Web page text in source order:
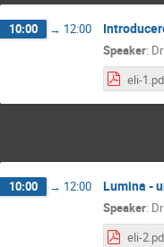
10:00 → 12:00
Speaker: Dr
eli-
10:00 → 12:00 Lumina -
Speaker: Dr
eli-